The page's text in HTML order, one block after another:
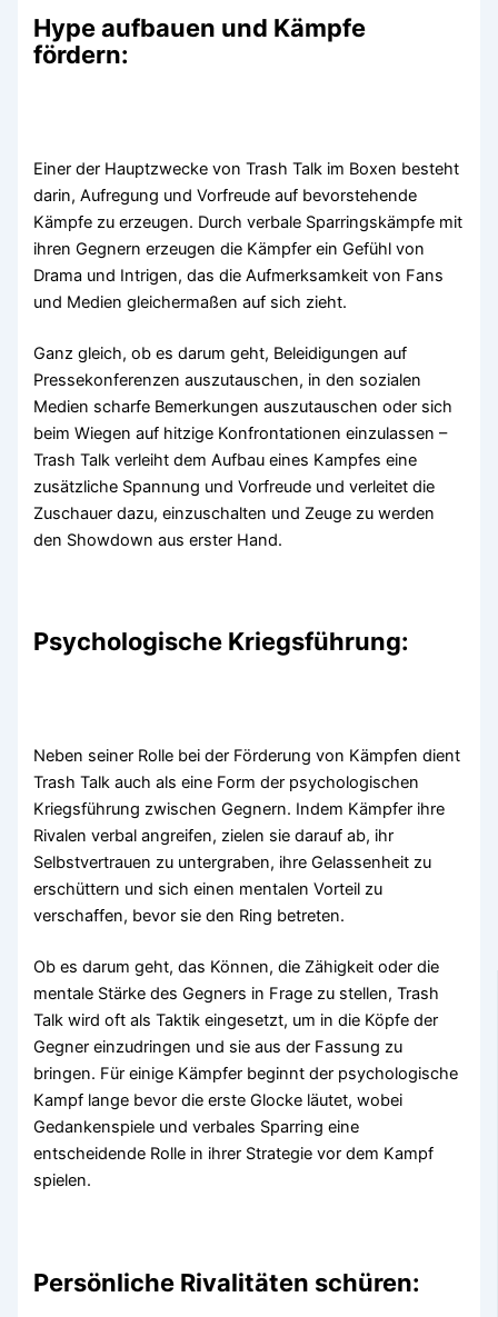
Hype aufbauen und Kämpfe
fördern:
Einer der Hauptzwecke von Trash Talk im Boxen besteht
darin, Aufregung und Vorfreude auf bevorstehende
Kämpfe zu erzeugen. Durch verbale Sparringskämpfe mit
ihren Gegnern erzeugen die Kämpfer ein Gefühl von
Drama und Intrigen, das die Aufmerksamkeit von Fans
und Medien gleichermaßen auf sich zieht.
Ganz gleich, ob es darum geht, Beleidigungen auf
Pressekonferenzen auszutauschen, in den sozialen
Medien scharfe Bemerkungen auszutauschen oder sich
beim Wiegen auf hitzige Konfrontationen einzulassen –
Trash Talk verleiht dem Aufbau eines Kampfes eine
zusätzliche Spannung und Vorfreude und verleitet die
Zuschauer dazu, einzuschalten und Zeuge zu werden
den Showdown aus erster Hand.
Psychologische Kriegsführung:
Neben seiner Rolle bei der Förderung von Kämpfen dient
Trash Talk auch als eine Form der psychologischen
Kriegsführung zwischen Gegnern. Indem Kämpfer ihre
Rivalen verbal angreifen, zielen sie darauf ab, ihr
Selbstvertrauen zu untergraben, ihre Gelassenheit zu
erschüttern und sich einen mentalen Vorteil zu
verschaffen, bevor sie den Ring betreten.
Ob es darum geht, das Können, die Zähigkeit oder die
mentale Stärke des Gegners in Frage zu stellen, Trash
Talk wird oft als Taktik eingesetzt, um in die Köpfe der
Gegner einzudringen und sie aus der Fassung zu
bringen. Für einige Kämpfer beginnt der psychologische
Kampf lange bevor die erste Glocke läutet, wobei
Gedankenspiele und verbales Sparring eine
entscheidende Rolle in ihrer Strategie vor dem Kampf
spielen.
Persönliche Rivalitäten schüren: